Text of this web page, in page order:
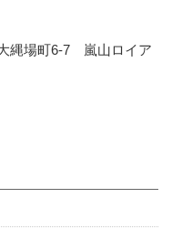
縄場町6-7 嵐山ロイア